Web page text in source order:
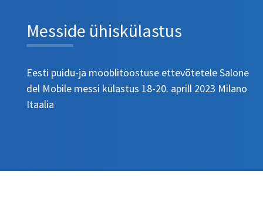
Messide ühiskülastus
Eesti puidu-ja mööblitööstuse ettevõtetele Salone
del Mobile messi külastus 18-20. aprill 2023 Milano
Itaalia